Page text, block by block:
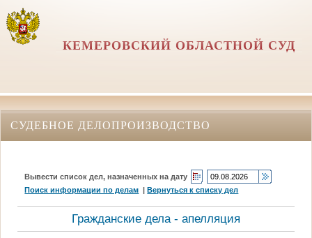
КЕМЕРОВСКИЙ ОБЛАСТНОЙ СУД
СУДЕБНОЕ ДЕЛОПРОИЗВОДСТВО
Вывести список дел, назначенных на дату
Поиск информации по делам |Вернуться к списку дел
Гражданские дела - апелляция